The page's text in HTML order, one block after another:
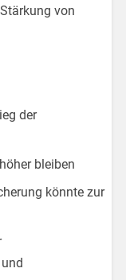
von
der
bleiben
könnte zur